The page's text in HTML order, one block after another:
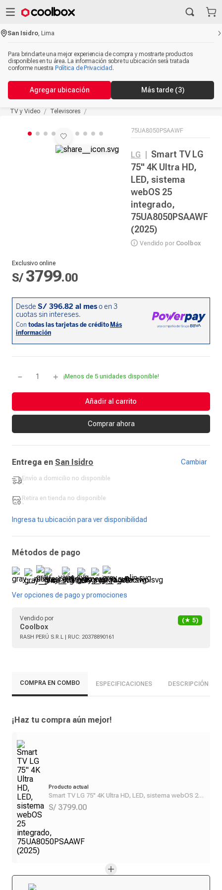
San Isidro ,Lima
Para brindarte una mejor experiencia de compra y mostrarte productos
disponibles en tu área. La información sobre tu ubicación será tratada
conforme nuestra Política de Privacidad .
Agregar ubicación Más tarde (3)
TV y Video Televisores
75UA8050PSAAWF
LG
Smart TV LG
75" 4K Ultra HD,
LED, sistema
webOS 25
integrado,
75UA8050PSAAWF
(2025)
Vendido por Coolbox
Exclusivo online
S/ 3799.00
＋
－ ¡Menos de 5 unidades disponible!
Añadir al carrito
Comprar ahora
Entrega en San Isidro Cambiar
Envío a domicilio no disponible
-
Retira en tienda no disponible
-
Ingresa tu ubicación para ver disponibilidad
Métodos de pago
Ver opciones de pago y promociones
Vendido por
Coolbox
(★ 5)
RASH PERÚ S.R.L | RUC: 20378890161
COMPRA EN COMBO ESPECIFICACIONES DESCRIPCIÓN
¡Haz tu compra aún mejor!
Producto actual
Smart TV LG 75" 4K Ultra HD, LED, sistema webOS 25
integrado, 75UA8050PSAAWF (2025)
S/ 3799.00